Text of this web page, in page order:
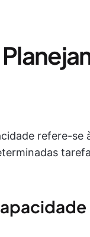
refere-se